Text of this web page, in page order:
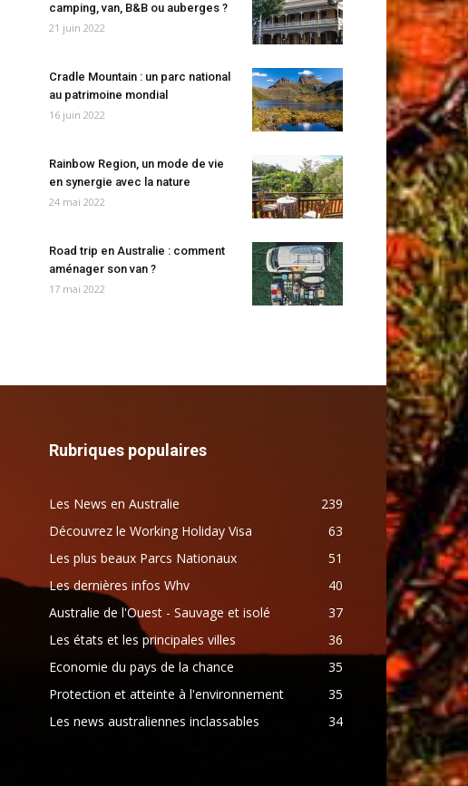
camping, van, B&B ou auberges ?
21 juin 2022
Cradle Mountain : un parc national
au patrimoine mondial
16 juin 2022
Rainbow Region, un mode de vie
en synergie avec la nature
24 mai 2022
Road trip en Australie : comment
aménager son van ?
17 mai 2022
Rubriques populaires
Les News en Australie
239
Découvrez le Working Holiday Visa
63
Les plus beaux Parcs Nationaux
51
Les dernières infos Whv
40
Australie de l'Ouest - Sauvage et isolé
37
Les états et les principales villes
36
Economie du pays de la chance
35
Protection et atteinte à l'environnement
35
Les news australiennes inclassables
34